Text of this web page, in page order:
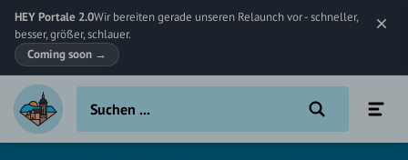
HEY Portale 2.0Wir bereiten gerade unseren Relaunch vor - schneller,
besser, größer, schlauer.
Coming soon →